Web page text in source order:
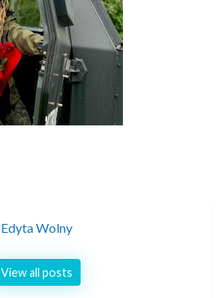
Edyta Wolny
View all posts